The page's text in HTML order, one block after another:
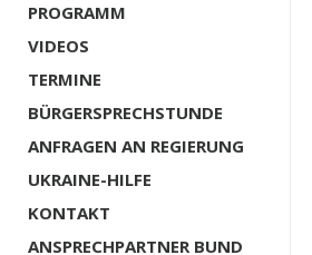
PROGRAMM
VIDEOS
TERMINE
BÜRGERSPRECHSTUNDE
ANFRAGEN AN REGIERUNG
UKRAINE-HILFE
KONTAKT
ANSPRECHPARTNER BUND